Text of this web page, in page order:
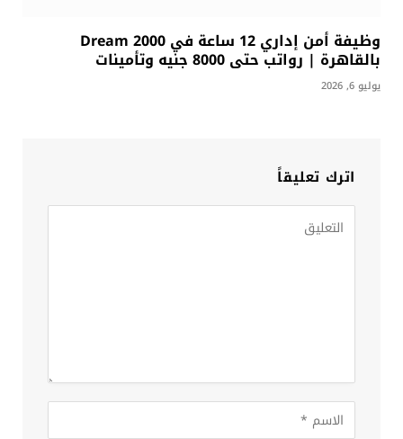
وظيفة أمن إداري 12 ساعة في Dream 2000
بالقاهرة | رواتب حتى 8000 جنيه وتأمينات
يوليو 6, 2026
اترك تعليقاً